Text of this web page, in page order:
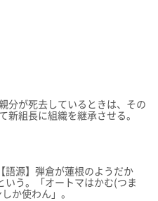
分が死去しているときは、その
組長に組織を継承させる。
語源】弾倉が蓮根のようだか
いう。「オートマはかむ(つま
か使わん」。